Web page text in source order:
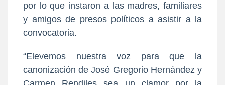
por lo que instaron a las madres, familiares
y amigos de presos políticos a asistir a la
convocatoria.
“Elevemos nuestra voz para que la
canonización de José Gregorio Hernández y
Carmen Rendiles sea un clamor por la